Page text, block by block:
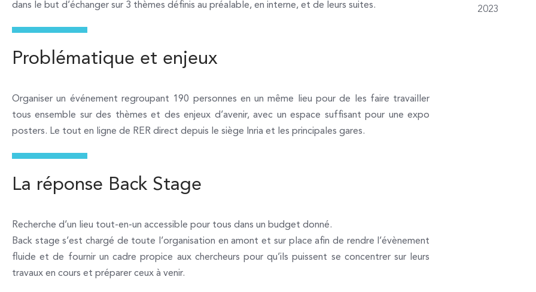
dans le but d’échanger sur 3 thèmes définis au préalable, en interne, et de leurs suites.
Problématique et enjeux
Organiser un événement regroupant 190 personnes en un même lieu pour de les faire travailler
tous ensemble sur des thèmes et des enjeux d’avenir, avec un espace suffisant pour une expo
posters. Le tout en ligne de RER direct depuis le siège Inria et les principales gares.
La réponse Back Stage
Recherche d’un lieu tout-en-un accessible pour tous dans un budget donné.
Back stage s’est chargé de toute l’organisation en amont et sur place afin de rendre l’évènement
fluide et de fournir un cadre propice aux chercheurs pour qu’ils puissent se concentrer sur leurs
travaux en cours et préparer ceux à venir.
2023